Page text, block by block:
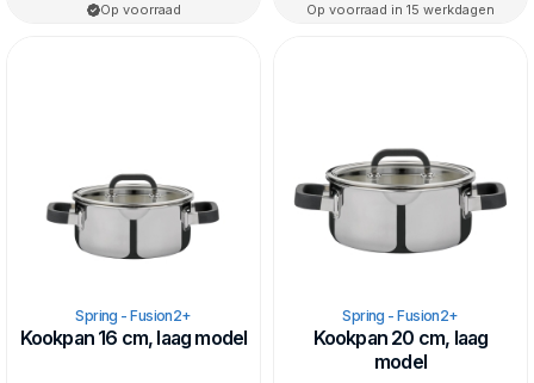
Op voorraad Op voorraad in 15 werkdagen
Spring - Fusion2+
Kookpan 16 cm, laag model
Spring - Fusion2+
Kookpan 20 cm, laag
model